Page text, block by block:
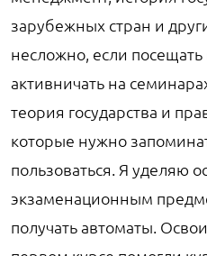
зарубежных стран и
несложно, если посещать
активничать на
теория государства и
которые нужно
пользоваться. Я уделяю
экзаменационным
получать автоматы.